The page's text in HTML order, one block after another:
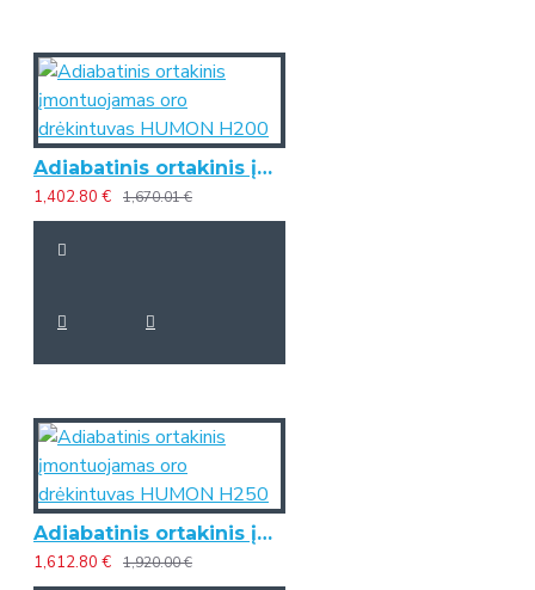
Adiabatinis ortakinis įmontuojamas oro drėkintuvas HUMON H200
1,402.80 € 1,670.01 €
Adiabatinis ortakinis įmontuojamas oro drėkintuvas HUMON H250
1,612.80 € 1,920.00 €